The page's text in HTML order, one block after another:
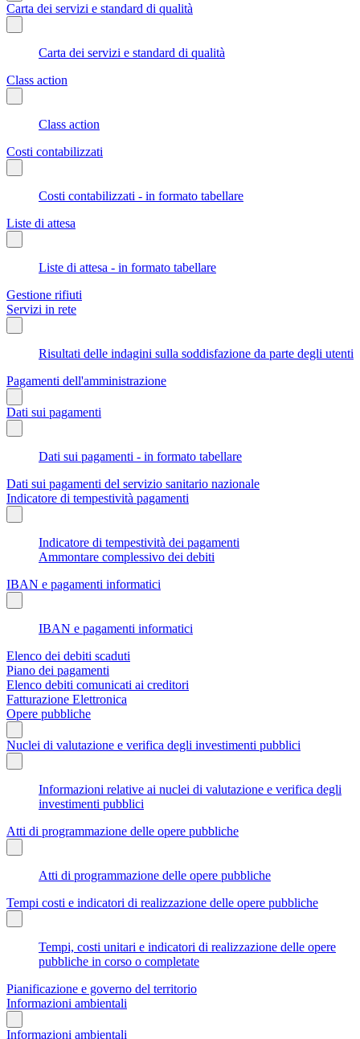
Carta dei servizi e standard di qualità
Carta dei servizi e standard di qualità
Class action
Class action
Costi contabilizzati
Costi contabilizzati - in formato tabellare
Liste di attesa
Liste di attesa - in formato tabellare
Gestione rifiuti
Servizi in rete
Risultati delle indagini sulla soddisfazione da parte degli utenti
Pagamenti dell'amministrazione
Dati sui pagamenti
Dati sui pagamenti - in formato tabellare
Dati sui pagamenti del servizio sanitario nazionale
Indicatore di tempestività pagamenti
Indicatore di tempestività dei pagamenti
Ammontare complessivo dei debiti
IBAN e pagamenti informatici
IBAN e pagamenti informatici
Elenco dei debiti scaduti
Piano dei pagamenti
Elenco debiti comunicati ai creditori
Fatturazione Elettronica
Opere pubbliche
Nuclei di valutazione e verifica degli investimenti pubblici
Informazioni relative ai nuclei di valutazione e verifica degli
investimenti pubblici
Atti di programmazione delle opere pubbliche
Atti di programmazione delle opere pubbliche
Tempi costi e indicatori di realizzazione delle opere pubbliche
Tempi, costi unitari e indicatori di realizzazione delle opere
pubbliche in corso o completate
Pianificazione e governo del territorio
Informazioni ambientali
Informazioni ambientali